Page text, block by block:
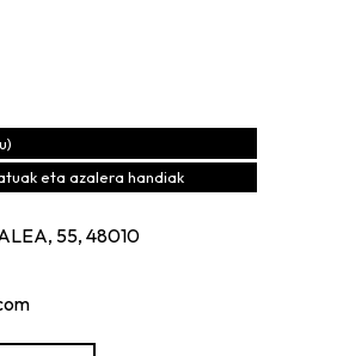
eta azalera handiak
55, 48010